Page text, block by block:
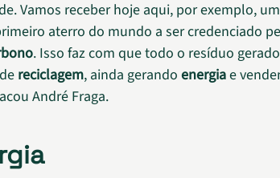
Vamos receber hoje aqui, por exemplo,
aterro do mundo a ser credenciado
. Isso faz com que todo o resíduo
reciclagem, ainda gerando energiae
André Fraga.